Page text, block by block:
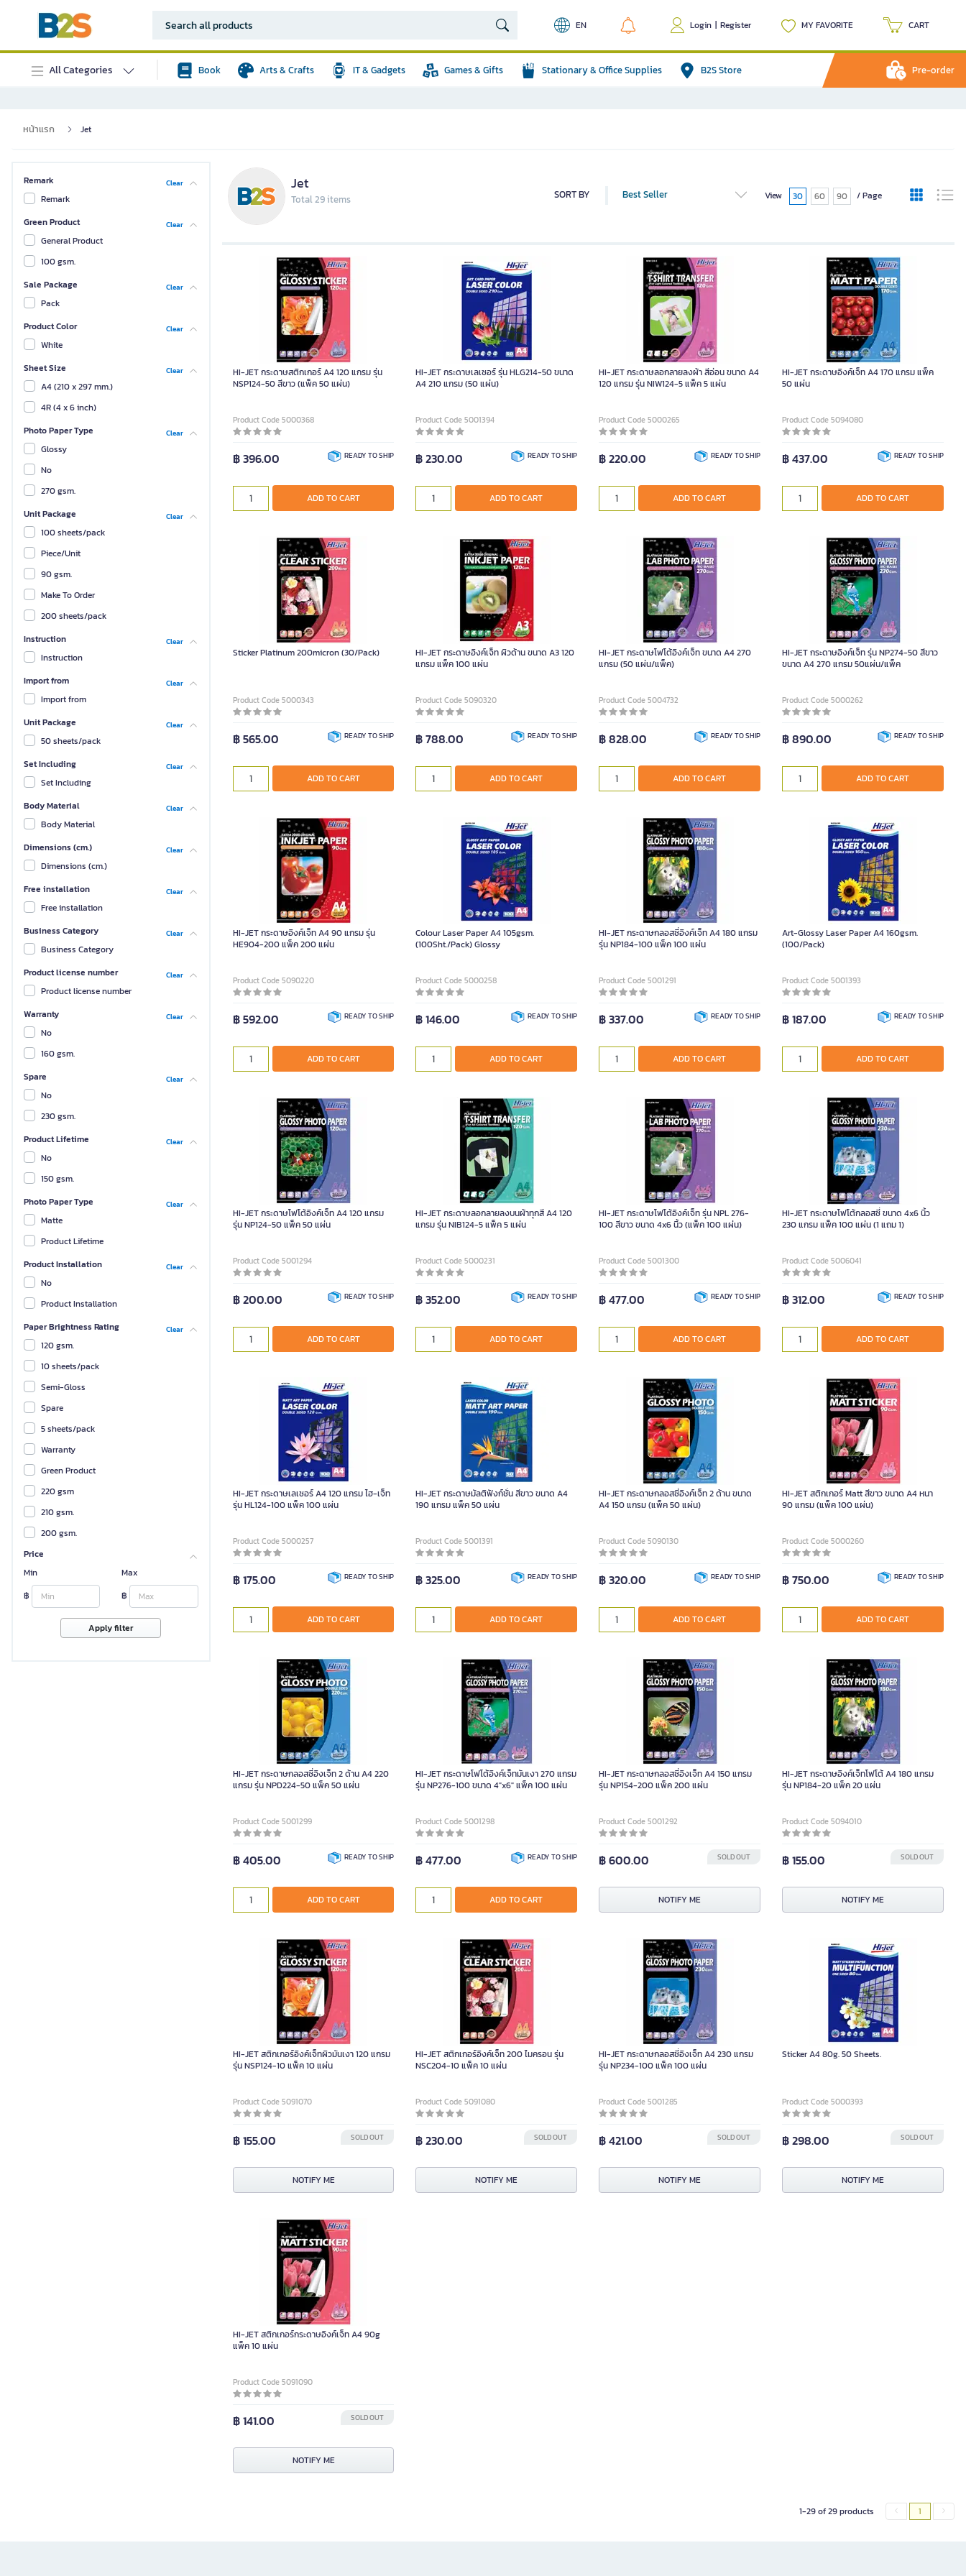
EN Login | Register MY FAVORITE CART
All Categories Book Arts & Crafts IT & Gadgets Games & Gifts Stationary & Office Supplies B2S Store Pre-order
หน้าแรก Jet
Remark Clear
Remark
Green Product
Clear
General Product
100 gsm.
Sale Package
Clear
Pack
Product Color
Clear
White
Sheet Size
Clear
A4 (210 x 297 mm.)
4R (4 x 6 inch)
Photo Paper Type
Clear
Glossy
No
270 gsm.
Unit Package
Clear
100 sheets/pack
Piece/Unit
90 gsm.
Make To Order
200 sheets/pack
Instruction
Clear
Instruction
Import from
Clear
Import from
Unit Package
Clear
50 sheets/pack
Set Including
Clear
Set Including
Body Material
Clear
Body Material
Dimensions (cm.)
Clear
Dimensions (cm.)
Free installation
Clear
Free installation
Business Category
Clear
Business Category
Product license number
Clear
Product license number
Warranty
Clear
No
160 gsm.
Spare
Clear
No
230 gsm.
Product Lifetime
Clear
No
150 gsm.
Photo Paper Type
Clear
Matte
Product Lifetime
Product Installation
Clear
No
Product Installation
Paper Brightness Rating
Clear
120 gsm.
10 sheets/pack
Semi-Gloss
Spare
5 sheets/pack
Warranty
Green Product
220 gsm
210 gsm.
200 gsm.
190 gsm.
170 gsm.
Price
Min
฿
Max
฿
Apply filter
Jet
Total 29 items SORT BY Best Seller View 30 60 90 / Page
HI-JET กระดาษสติกเกอร์ A4 120 แกรม รุ่น
NSP124-50 สีขาว (แพ็ค 50 แผ่น)
Product Code 5000368
฿ 396.00 READY TO SHIP
ADD TO CART
HI-JET กระดาษเลเซอร์ รุ่น HLG214-50 ขนาด
A4 210 แกรม (50 แผ่น)
Product Code 5001394
฿ 230.00 READY TO SHIP
ADD TO CART
HI-JET กระดาษลอกลายลงผ้า สีอ่อน ขนาด A4
120 แกรม รุ่น NIW124-5 แพ็ค 5 แผ่น
Product Code 5000265
฿ 220.00 READY TO SHIP
ADD TO CART
HI-JET กระดาษอิงค์เจ็ท A4 170 แกรม แพ็ค
50 แผ่น
Product Code 5094080
฿ 437.00 READY TO SHIP
ADD TO CART
Sticker Platinum 200micron (30/Pack)
Product Code 5000343
฿ 565.00 READY TO SHIP
ADD TO CART
HI-JET กระดาษอิงค์เจ็ท ผิวด้าน ขนาด A3 120
แกรม แพ็ค 100 แผ่น
Product Code 5090320
฿ 788.00 READY TO SHIP
ADD TO CART
HI-JET กระดาษโฟโต้อิงค์เจ็ท ขนาด A4 270
แกรม (50 แผ่น/แพ็ค)
Product Code 5004732
฿ 828.00 READY TO SHIP
ADD TO CART
HI-JET กระดาษอิงค์เจ็ท รุ่น NP274-50 สีขาว
ขนาด A4 270 แกรม 50แผ่น/แพ็ค
Product Code 5000262
฿ 890.00 READY TO SHIP
ADD TO CART
HI-JET กระดาษอิงค์เจ็ท A4 90 แกรม รุ่น
HE904-200 แพ็ค 200 แผ่น
Product Code 5090220
฿ 592.00 READY TO SHIP
ADD TO CART
Colour Laser Paper A4 105gsm.
(100Sht./Pack) Glossy
Product Code 5000258
฿ 146.00 READY TO SHIP
ADD TO CART
HI-JET กระดาษกลอสซี่อิงค์เจ็ท A4 180 แกรม
รุ่น NP184-100 แพ็ค 100 แผ่น
Product Code 5001291
฿ 337.00 READY TO SHIP
ADD TO CART
Art-Glossy Laser Paper A4 160gsm.
(100/Pack)
Product Code 5001393
฿ 187.00 READY TO SHIP
ADD TO CART
HI-JET กระดาษโฟโต้อิงค์เจ็ท A4 120 แกรม
รุ่น NP124-50 แพ็ค 50 แผ่น
Product Code 5001294
฿ 200.00 READY TO SHIP
ADD TO CART
HI-JET กระดาษลอกลายลงบนผ้าทุกสี A4 120
แกรม รุ่น NIB124-5 แพ็ค 5 แผ่น
Product Code 5000231
฿ 352.00 READY TO SHIP
ADD TO CART
HI-JET กระดาษโฟโต้อิงค์เจ็ท รุ่น NPL 276-
100 สีขาว ขนาด 4x6 นิ้ว (แพ็ค 100 แผ่น)
Product Code 5001300
฿ 477.00 READY TO SHIP
ADD TO CART
HI-JET กระดาษโฟโต้กลอสซี่ ขนาด 4x6 นิ้ว
230 แกรม แพ็ค 100 แผ่น (1 แถม 1)
Product Code 5006041
฿ 312.00 READY TO SHIP
ADD TO CART
HI-JET กระดาษเลเซอร์ A4 120 แกรม ไฮ-เจ็ท
รุ่น HL124-100 แพ็ค 100 แผ่น
Product Code 5000257
฿ 175.00 READY TO SHIP
ADD TO CART
HI-JET กระดาษมัลติฟังก์ชั่น สีขาว ขนาด A4
190 แกรม แพ็ค 50 แผ่น
Product Code 5001391
฿ 325.00 READY TO SHIP
ADD TO CART
HI-JET กระดาษกลอสซี่อิงค์เจ็ท 2 ด้าน ขนาด
A4 150 แกรม (แพ็ค 50 แผ่น)
Product Code 5090130
฿ 320.00 READY TO SHIP
ADD TO CART
HI-JET สติกเกอร์ Matt สีขาว ขนาด A4 หนา
90 แกรม (แพ็ค 100 แผ่น)
Product Code 5000260
฿ 750.00 READY TO SHIP
ADD TO CART
HI-JET กระดาษกลอสซี่อิงเจ็ท 2 ด้าน A4 220
แกรม รุ่น NPD224-50 แพ็ค 50 แผ่น
Product Code 5001299
฿ 405.00 READY TO SHIP
ADD TO CART
HI-JET กระดาษโฟโต้อิงค์เจ็ทมันเงา 270 แกรม
รุ่น NP276-100 ขนาด 4"x6" แพ็ค 100 แผ่น
Product Code 5001298
฿ 477.00 READY TO SHIP
ADD TO CART
HI-JET กระดาษกลอสซี่อิงเจ็ท A4 150 แกรม
รุ่น NP154-200 แพ็ค 200 แผ่น
Product Code 5001292
฿ 600.00 SOLD OUT
NOTIFY ME
HI-JET กระดาษอิงค์เจ็ทโฟโต้ A4 180 แกรม
รุ่น NP184-20 แพ็ค 20 แผ่น
Product Code 5094010
฿ 155.00 SOLD OUT
NOTIFY ME
HI-JET สติกเกอร์อิงค์เจ็ทผิวมันเงา 120 แกรม
รุ่น NSP124-10 แพ็ค 10 แผ่น
Product Code 5091070
฿ 155.00 SOLD OUT
NOTIFY ME
HI-JET สติกเกอร์อิงค์เจ็ท 200 ไมครอน รุ่น
NSC204-10 แพ็ค 10 แผ่น
Product Code 5091080
฿ 230.00 SOLD OUT
NOTIFY ME
HI-JET กระดาษกลอสซี่อิงเจ็ท A4 230 แกรม
รุ่น NP234-100 แพ็ค 100 แผ่น
Product Code 5001285
฿ 421.00 SOLD OUT
NOTIFY ME
Sticker A4 80g. 50 Sheets.
Product Code 5000393
฿ 298.00 SOLD OUT
NOTIFY ME
HI-JET สติกเกอร์กระดาษอิงค์เจ็ท A4 90g
แพ็ค 10 แผ่น
Product Code 5091090
฿ 141.00 SOLD OUT
NOTIFY ME
1-29 of 29 products 1